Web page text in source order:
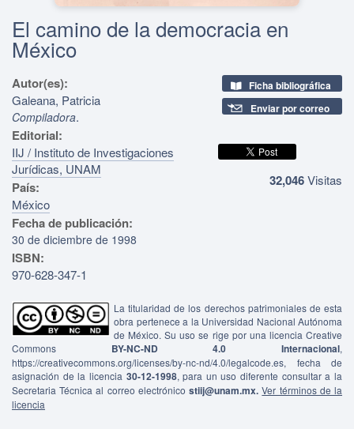
El camino de la democracia en
México
Autor(es):
Galeana, Patricia
Compiladora.
Editorial:
IIJ / Instituto de Investigaciones
Jurídicas, UNAM
País:
México
Fecha de publicación:
30 de diciembre de 1998
ISBN:
970-628-347-1
Ficha bibliográfica
Enviar por correo
32,046Visitas
La titularidad de los derechos patrimoniales de esta
obra pertenece a la Universidad Nacional Autónoma
de México. Su uso se rige por una licencia Creative
Commons BY-NC-ND 4.0 Internacional,
https://creativecommons.org/licenses/by-nc-nd/4.0/legalcode.es, fecha de
asignación de la licencia 30-12-1998, para un uso diferente consultar a la
Secretaria Técnica al correo electrónicostiij@unam.mx. Ver términos de la
licencia